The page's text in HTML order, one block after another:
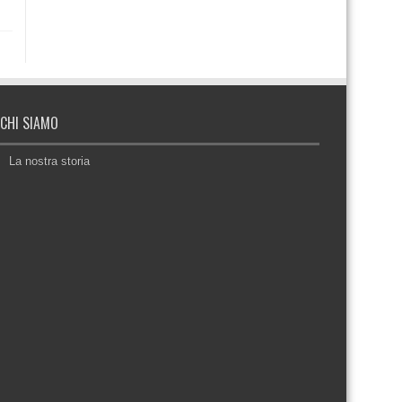
CHI SIAMO
La nostra storia